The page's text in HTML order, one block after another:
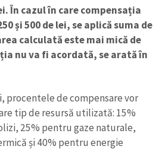
În cazul în care compensația
și 500 de lei, se aplică suma de
calculată este mai mică de
nu va fi acordată, se arată în
de compensare vor
tip de resursă utilizată: 15%
25% pentru gaze naturale,
și 40% pentru energie